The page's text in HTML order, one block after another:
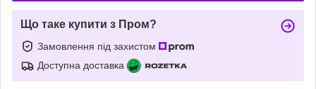
Що таке купити з Пром?
Замовлення під захистом
Доступна доставка